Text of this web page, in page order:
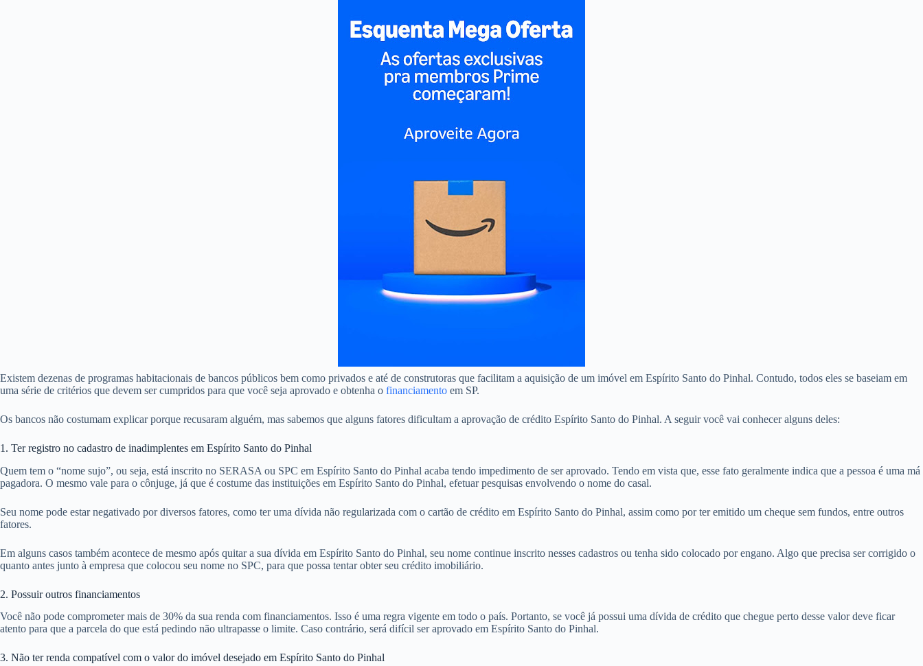
Existem dezenas de programas habitacionais de bancos públicos bem como privados e até de construtoras que facilitam a aquisição de um imóvel em Espírito Santo do Pinhal. Contudo, todos eles se baseiam em
uma série de critérios que devem ser cumpridos para que você seja aprovado e obtenha o financiamento em SP.
Os bancos não costumam explicar porque recusaram alguém, mas sabemos que alguns fatores dificultam a aprovação de crédito Espírito Santo do Pinhal. A seguir você vai conhecer alguns deles:
1. Ter registro no cadastro de inadimplentes em Espírito Santo do Pinhal
Quem tem o “nome sujo”, ou seja, está inscrito no SERASA ou SPC em Espírito Santo do Pinhal acaba tendo impedimento de ser aprovado. Tendo em vista que, esse fato geralmente indica que a pessoa é uma má
pagadora. O mesmo vale para o cônjuge, já que é costume das instituições em Espírito Santo do Pinhal, efetuar pesquisas envolvendo o nome do casal.
Seu nome pode estar negativado por diversos fatores, como ter uma dívida não regularizada com o cartão de crédito em Espírito Santo do Pinhal, assim como por ter emitido um cheque sem fundos, entre outros
fatores.
Em alguns casos também acontece de mesmo após quitar a sua dívida em Espírito Santo do Pinhal, seu nome continue inscrito nesses cadastros ou tenha sido colocado por engano. Algo que precisa ser corrigido o
quanto antes junto à empresa que colocou seu nome no SPC, para que possa tentar obter seu crédito imobiliário.
2. Possuir outros financiamentos
Você não pode comprometer mais de 30% da sua renda com financiamentos. Isso é uma regra vigente em todo o país. Portanto, se você já possui uma dívida de crédito que chegue perto desse valor deve ficar
atento para que a parcela do que está pedindo não ultrapasse o limite. Caso contrário, será difícil ser aprovado em Espírito Santo do Pinhal.
3. Não ter renda compatível com o valor do imóvel desejado em Espírito Santo do Pinhal